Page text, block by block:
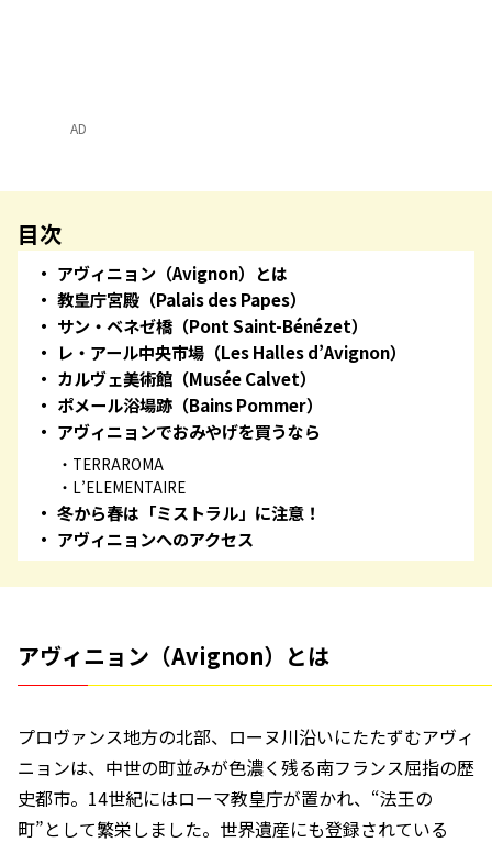
AD
目次
アヴィニョン（Avignon）とは
教皇庁宮殿（Palais des Papes）
サン・ベネゼ橋（Pont Saint-Bénézet）
レ・アール中央市場（Les Halles d’Avignon）
カルヴェ美術館（Musée Calvet）
ポメール浴場跡（Bains Pommer）
アヴィニョンでおみやげを買うなら
TERRAROMA
L’ELEMENTAIRE
冬から春は「ミストラル」に注意！
アヴィニョンへのアクセス
アヴィニョン（Avignon）とは
プロヴァンス地方の北部、ローヌ川沿いにたたずむアヴィ
ニョンは、中世の町並みが色濃く残る南フランス屈指の歴
史都市。14世紀にはローマ教皇庁が置かれ、“法王の
町”として繁栄しました。世界遺産にも登録されている